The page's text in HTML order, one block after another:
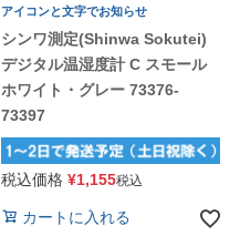
アイコンと文字でお知らせ
シンワ測定(Shinwa Sokutei)
デジタル温湿度計 C スモール
ホワイト・グレー 73376-
73397
税込価格 ¥1,155税込
カートに入れる